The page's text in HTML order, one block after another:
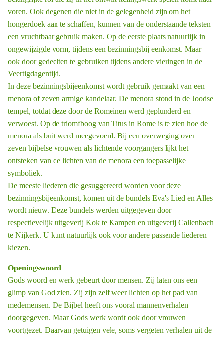
voren. Ook degenen die niet in de gelegenheid zijn om het
hongerdoek aan te schaf­fen, kunnen van de onderstaande teksten
een vruchtbaar gebruik maken. Op de eerste plaats natuurlijk in
ongewijzigde vorm, tijdens een bezinningsbij ­eenkomst. Maar
ook door gedeelten te gebruiken tijdens andere vieringen in de
Veertigdagentijd.
In deze bezinningsbijeenkomst wordt gebruik gemaakt van een
menora of zeven ­armige kandelaar. De menora stond in de Joodse
tempel, totdat deze door de Romeinen werd geplunderd en
verwoest. Op de triomfboog van Titus in Rome is te zien hoe de
menora als buit werd meegevoerd. Bij een overweging over
zeven bijbelse vrouwen als lichtende voorgangers lijkt het
ontsteken van de lichten van de menora een toepasselijke
symboliek.
De meeste liederen die gesuggereerd worden voor deze
bezinningsbijeenkomst, komen uit de bundels Eva's Lied en Alles
wordt nieuw. Deze bundels werden uitgegeven door
respectievelijk uitgeverij Kok te Kampen en uitgeverij Callenbach
te Nijkerk. U kunt natuurlijk ook voor andere passende liederen
kiezen.
Openingswoord
Gods woord en werk gebeurt door mensen. Zij laten ons een
glimp van God zien. Zij zijn zelf weer lichten op het pad van
medemensen. De Bijbel heeft ons vooral mannenverhalen
doorgegeven. Maar Gods werk wordt ook door vrouwen
voortgezet. Daarvan getuigen vele, soms vergeten verhalen uit de